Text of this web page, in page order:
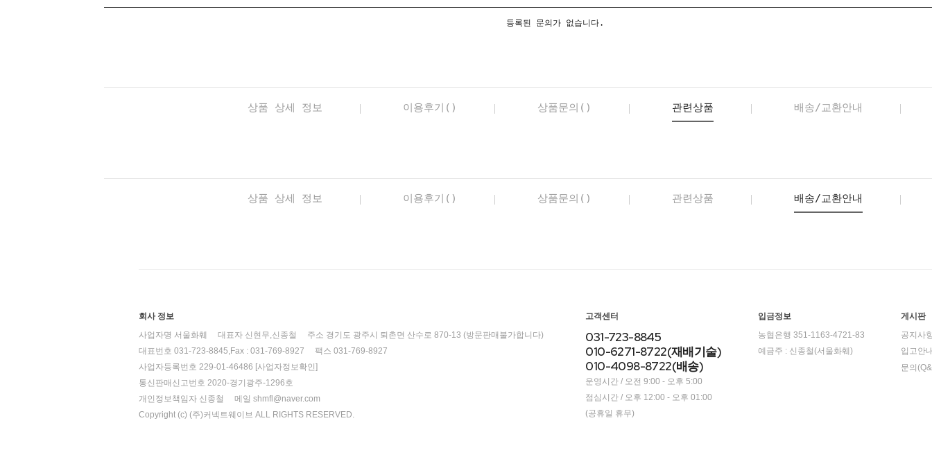
등록된 문의가 없습니다.
상품 상세 정보 이용후기() 상품문의() 관련상품 배송/교환안내
상품 상세 정보 이용후기() 상품문의() 관련상품 배송/교환안내
회사 정보
사업자명 서울화훼 대표자 신현무,신종철
주소 경기도 광주시 퇴촌면 산수로 870-13 (방문판매불가합니다)
대표번호 031-723-8845,Fax : 031-769-8927
팩스 031-769-8927
사업자등록번호 229-01-46486 [사업자정보확인]
통신판매신고번호 2020-경기광주-1296호
개인정보책임자 신종철
메일 shmfl@naver.com
Copyright (c) (주)커넥트웨이브 ALL RIGHTS RESERVED.
고객센터
031-723-8845
010-6271-8722(재배기술)
010-4098-8722(배송)
운영시간 / 오전 9:00 - 오후 5:00
점심시간 / 오후 12:00 - 오후 01:00
(공휴일 휴무)
입금정보
농협은행 351-1163-4721-83
예금주 : 신종철(서울화훼)
게시판
공지사
입고안
문의